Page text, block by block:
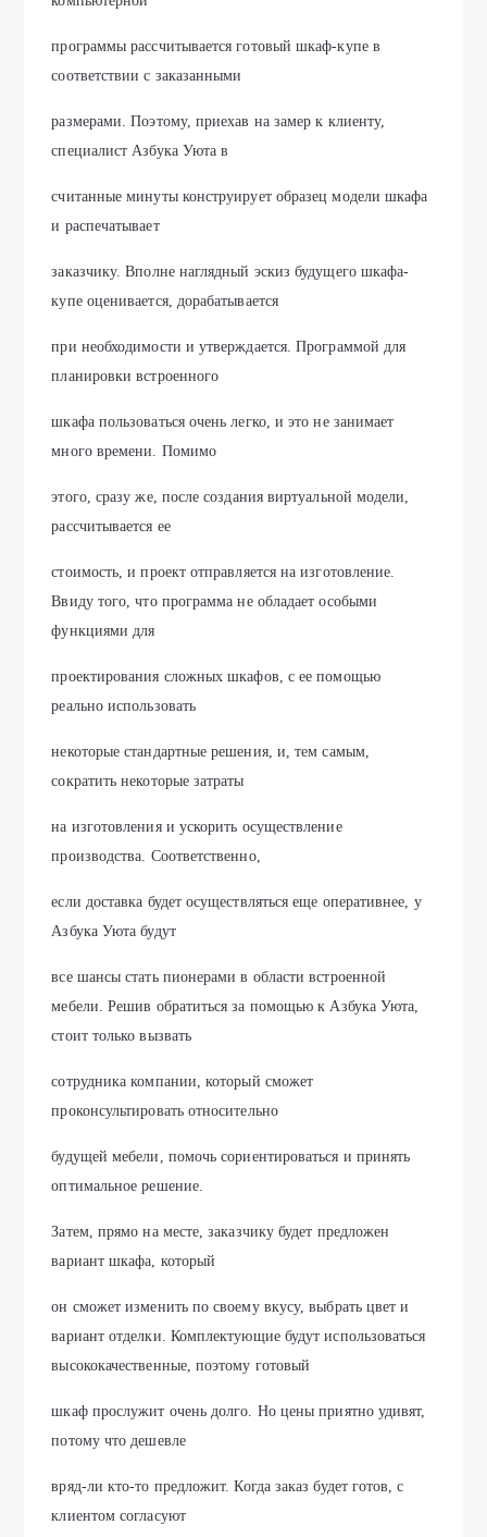
программы рассчитывается готовый шкаф-купе в
соответствии с заказанными
размерами. Поэтому, приехав на замер к клиенту,
специалист Азбука Уюта в
считанные минуты конструирует образец модели шкафа
и распечатывает
заказчику. Вполне наглядный эскиз будущего шкафа-
купе оценивается, дорабатывается
при необходимости и утверждается. Программой для
планировки встроенного
шкафа пользоваться очень легко, и это не занимает
много времени. Помимо
этого, сразу же, после создания виртуальной модели,
рассчитывается ее
стоимость, и проект отправляется на изготовление.
Ввиду того, что программа не обладает особыми
функциями для
проектирования сложных шкафов, с ее помощью
реально использовать
некоторые стандартные решения, и, тем самым,
сократить некоторые затраты
на изготовления и ускорить осуществление
производства. Соответственно,
если доставка будет осуществляться еще оперативнее, у
Азбука Уюта будут
все шансы стать пионерами в области встроенной
мебели. Решив обратиться за помощью к Азбука Уюта,
стоит только вызвать
сотрудника компании, который сможет
проконсультировать относительно
будущей мебели, помочь сориентироваться и принять
оптимальное решение.
Затем, прямо на месте, заказчику будет предложен
вариант шкафа, который
он сможет изменить по своему вкусу, выбрать цвет и
вариант отделки. Комплектующие будут использоваться
высококачественные, поэтому готовый
шкаф прослужит очень долго. Но цены приятно удивят,
потому что дешевле
вряд-ли кто-то предложит. Когда заказ будет готов, с
клиентом согласуют